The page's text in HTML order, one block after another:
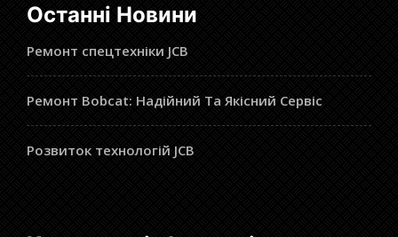
Останні Новини
Ремонт спецтехніки JCB
Ремонт Bobcat: Надійний Та Якісний Сервіс
Розвиток технологій JCB